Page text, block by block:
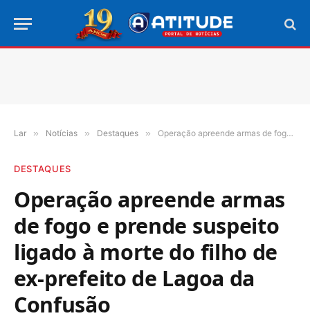
Lar » Notícias » Destaques » Operação apreende armas de fogo e prende suspeito ligado à morte do filho de ex-prefeito de Lagoa da Confusão
DESTAQUES
Operação apreende armas
de fogo e prende suspeito
ligado à morte do filho de
ex-prefeito de Lagoa da
Confusão